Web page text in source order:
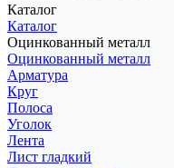
Каталог
Каталог
Оцинкованный металл
Оцинкованный металл
Арматура
Круг
Полоса
Уголок
Лента
Лист гладкий